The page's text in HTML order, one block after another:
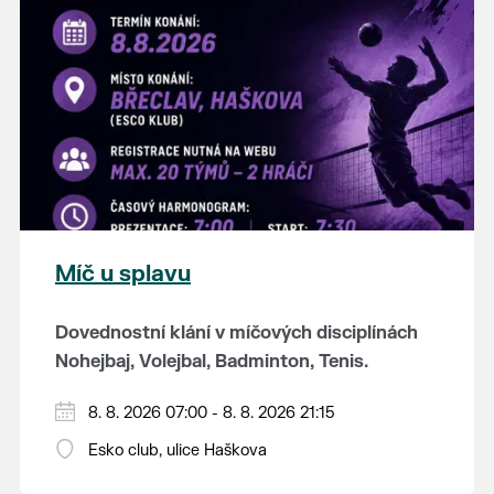
K tanci a poslechu bude hrát DH
Lanžhotčané.
Těšíme se na Vás!
Míč u splavu
Dovednostní klání v míčových disciplínách
Nohejbaj, Volejbal, Badminton, Tenis.
Zúčastnit se může max. 20 dvojčlenných
týmů - každý tým si zahraje min. 4 západy od
8. 8. 2026 07:00 - 8. 8. 2026 21:15
Esko club, ulice Haškova